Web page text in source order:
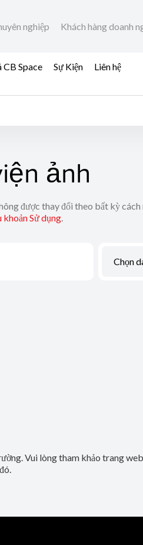
nghiệp Khách hàng doanh
CB Space Sự Kiện Liên hệ
ảnh
được thay đổi theo bất kỳ
khoản Sử dụng.
Chọn
Vui lòng tham khảo trang